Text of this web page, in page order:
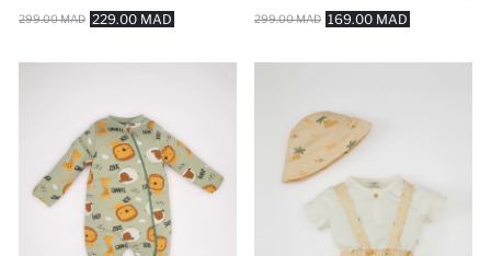
229.00 MAD
299.00 MAD 169.00 MAD
299.00 MAD